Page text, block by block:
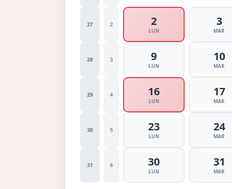
27 2 2
LUN
3
MAR
28 3 9
LUN
10
MAR
29 4 16
LUN
17
MAR
30 5 23
LUN
24
MAR
31 6 30
LUN
31
MAR